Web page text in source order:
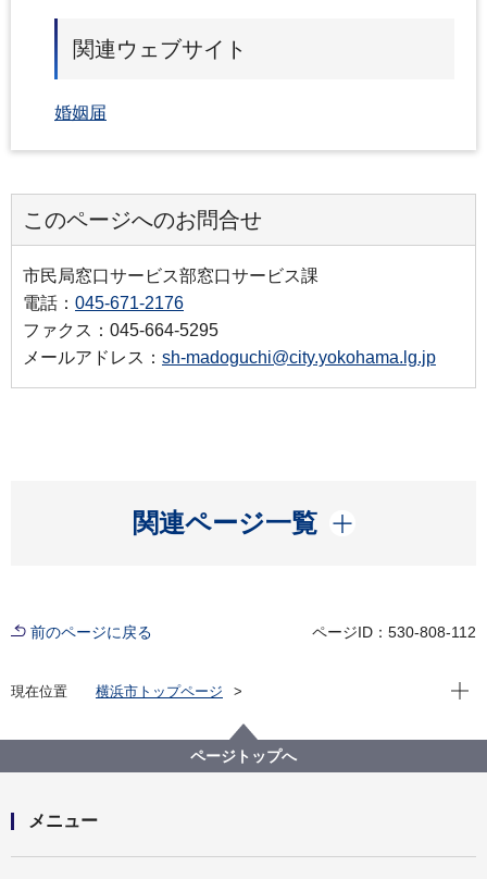
関連ウェブサイト
婚姻届
このページへのお問合せ
市民局窓口サービス部窓口サービス課
電話： 045-671-2176
ファクス：045-664-5295
メールアドレス： sh-madoguchi@city.yokohama.lg.jp
関連ページ一覧
開く
前のページに戻る ページID：530-808-112
現在位置
横浜市トップページ
市民局
婚姻届について、どのように記入するのですか。
現在
ページトップへ
メニュー